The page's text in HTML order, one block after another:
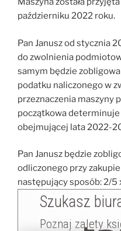
październiku 2022 roku.
Pan Janusz od stycznia
do zwolnienia
samym będzie
podatku naliczonego w
przeznaczenia maszyny
początkowa
obejmującej lata 2022-
Pan Janusz będzie
odliczonego przy
następujący sposób: 2/5